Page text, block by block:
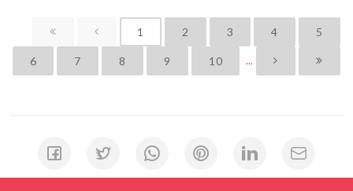
1 2 3 4 5
6 7 8 9 10 ...